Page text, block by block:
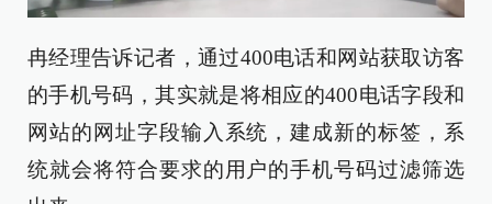
冉经理告诉记者，通过400电话和网站获取访客
的手机号码，其实就是将相应的400电话字段和
网站的网址字段输入系统，建成新的标签，系
统就会将符合要求的用户的手机号码过滤筛选